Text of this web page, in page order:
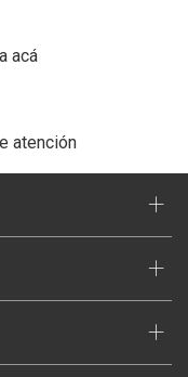
acá
atención
+
+
+